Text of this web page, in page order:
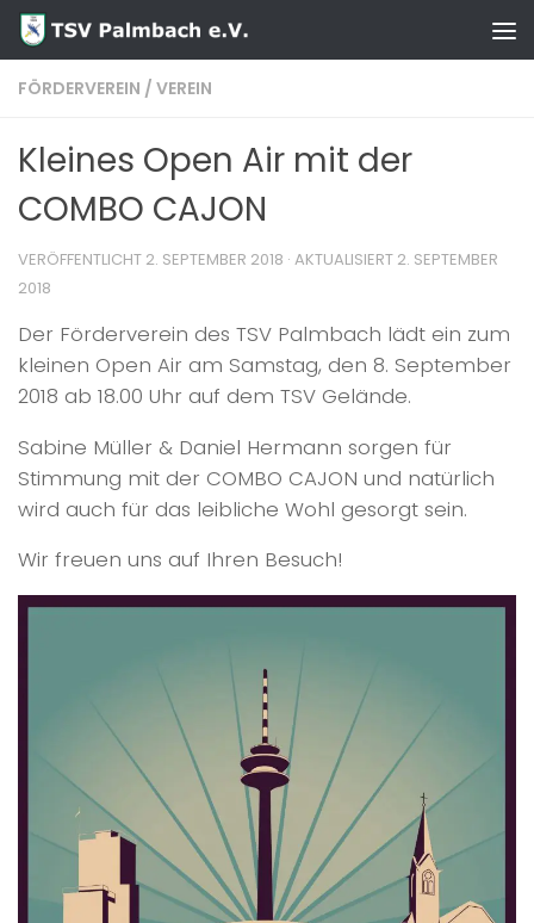
Zum Inhalt springen
FÖRDERVEREIN / VEREIN
Kleines Open Air mit der
COMBO CAJON
VERÖFFENTLICHT 2. SEPTEMBER 2018 · AKTUALISIERT 2. SEPTEMBER
2018
Der Förderverein des TSV Palmbach lädt ein zum
kleinen Open Air am Samstag, den 8. September
2018 ab 18.00 Uhr auf dem TSV Gelände.
Sabine Müller & Daniel Hermann sorgen für
Stimmung mit der COMBO CAJON und natürlich
wird auch für das leibliche Wohl gesorgt sein.
Wir freuen uns auf Ihren Besuch!